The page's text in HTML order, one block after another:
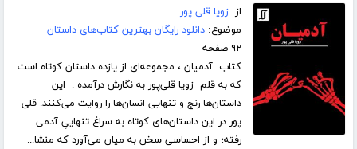
از:زویا قلی پور
موضوع:دانلود رایگان بهترین کتاب‌های داستان
۹۲ صفحه
کتاب آدمیان ، مجموعه‌ای از یازده داستان کوتاه است
که به قلم زویا قلی‌پور به نگارش درآمده . این
داستان‌ها رنج و تنهایی انسان‌ها را روایت می‌کنند. قلی
پور در این داستان‌های کوتاه به سراغ تنهاییِ آدمی
رفته؛ و از احساسی سخن به میان می‌آورد که منشا...